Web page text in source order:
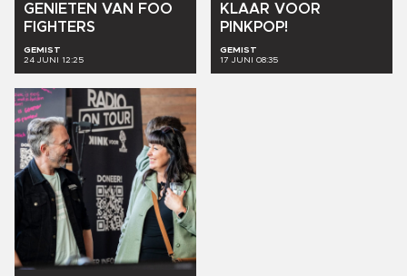
GENIETEN VAN
FOO
FIGHTERS
GEMIST
24 JUNI 12:25
KLAAR VOOR
PINKPOP!
GEMIST
17 JUNI 08:35